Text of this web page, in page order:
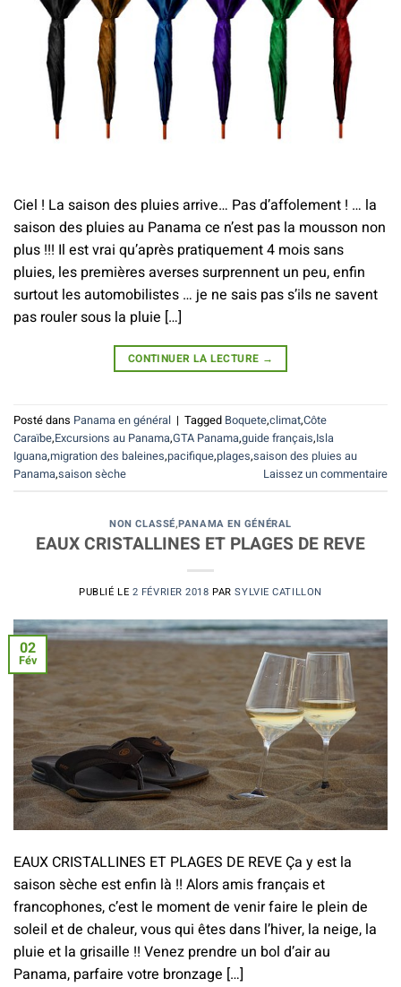
Ciel ! La saison des pluies arrive… Pas d’affolement ! … la
saison des pluies au Panama ce n’est pas la mousson non
plus !!! Il est vrai qu’après pratiquement 4 mois sans
pluies, les premières averses surprennent un peu, enfin
surtout les automobilistes … je ne sais pas s’ils ne savent
pas rouler sous la pluie […]
CONTINUER LA LECTURE →
Posté dans Panama en général | Tagged Boquete,climat,Côte
Caraïbe,Excursions au Panama,GTA Panama,guide français,Isla
Iguana,migration des baleines,pacifique,plages,saison des pluies au
Panama,saison sèche Laissez un commentaire
NON CLASSÉ,PANAMA EN GÉNÉRAL
EAUX CRISTALLINES ET PLAGES DE REVE
PUBLIÉ LE 2 FÉVRIER 2018 PARSYLVIE CATILLON
02
Fév
EAUX CRISTALLINES ET PLAGES DE REVE Ça y est la
saison sèche est enfin là !! Alors amis français et
francophones, c’est le moment de venir faire le plein de
soleil et de chaleur, vous qui êtes dans l’hiver, la neige, la
pluie et la grisaille !! Venez prendre un bol d’air au
Panama, parfaire votre bronzage […]